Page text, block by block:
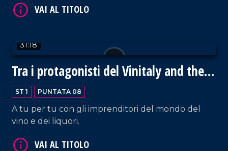
31:18
Tra i protagonisti del Vinitaly and the
City di Sibari
ST 1 PUNTATA 08
A tu per tu con gli imprenditori del mondo del
vino e dei liquori.